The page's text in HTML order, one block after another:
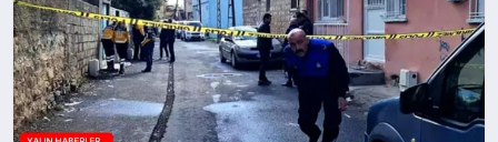
MAGAZİN
SAĞLIK